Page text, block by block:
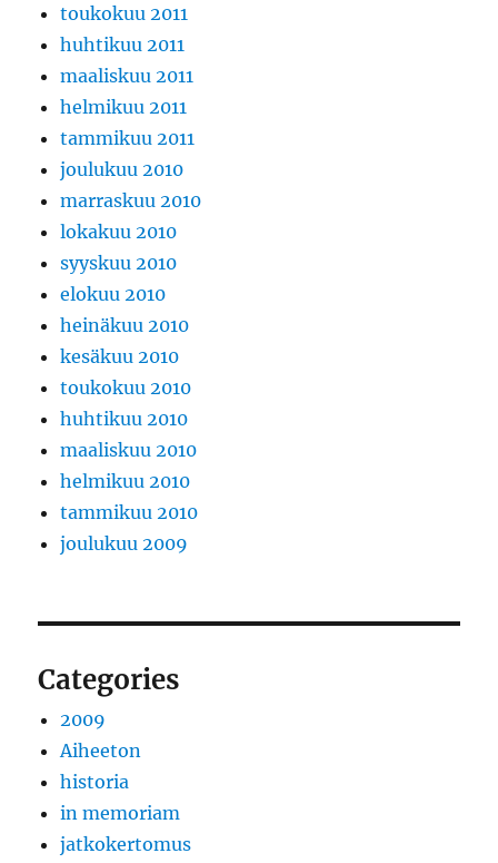
toukokuu 2011
huhtikuu 2011
maaliskuu 2011
helmikuu 2011
tammikuu 2011
joulukuu 2010
marraskuu 2010
lokakuu 2010
syyskuu 2010
elokuu 2010
heinäkuu 2010
kesäkuu 2010
toukokuu 2010
huhtikuu 2010
maaliskuu 2010
helmikuu 2010
tammikuu 2010
joulukuu 2009
Categories
2009
Aiheeton
historia
in memoriam
jatkokertomus